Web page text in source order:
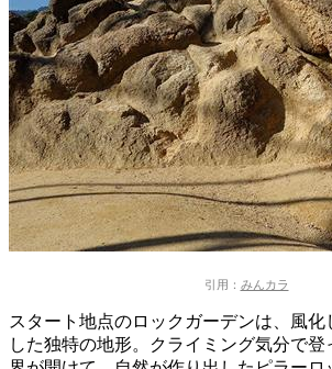
引用： みんカラ
スタート地点のロックガーデンは、風化
した独特の地形。
クライミング気分で登